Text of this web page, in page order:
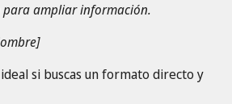
para ampliar información.
si buscas un formato directo y